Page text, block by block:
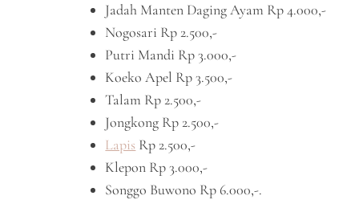
Jadah Manten Daging Ayam Rp 4.000,-
Nogosari Rp 2.500,-
Putri Mandi Rp 3.000,-
Koeko Apel Rp 3.500,-
Talam Rp 2.500,-
Jongkong Rp 2.500,-
Lapis Rp 2.500,-
Klepon Rp 3.000,-
Songgo Buwono Rp 6.000,-.